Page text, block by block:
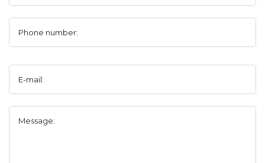
Phone number:
E-mail:
Message: